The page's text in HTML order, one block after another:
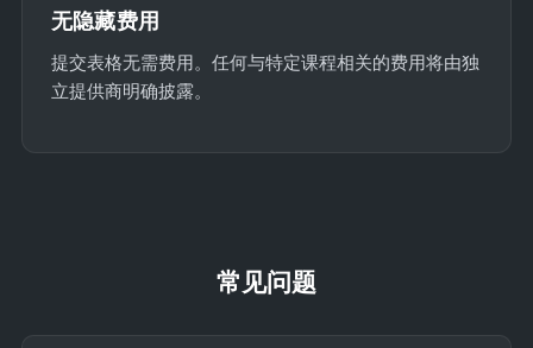
无隐藏费用
提交表格无需费用。任何与特定课程相关的费用将由独
立提供商明确披露。
常见问题